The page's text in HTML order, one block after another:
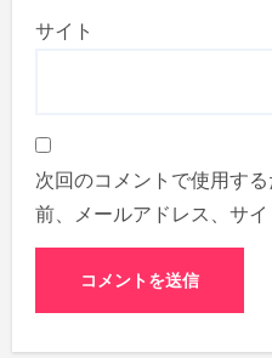
サイト
次回のコメントで使用す
前、メールアドレス、サイ